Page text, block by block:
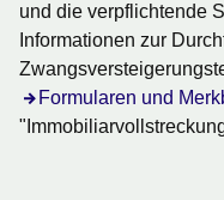
und die verpflichtende
Informationen zur
Formularen und